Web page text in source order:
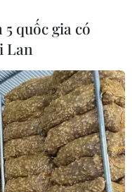
đổi
sản
quốc gia có
Lan